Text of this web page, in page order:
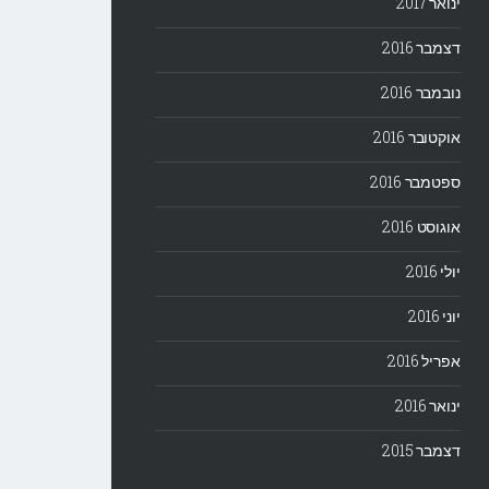
דצמבר 2016
נובמבר 2016
אוקטובר 2016
ספטמבר 2016
אוגוסט 2016
יולי 2016
יוני 2016
אפריל 2016
ינואר 2016
דצמבר 2015